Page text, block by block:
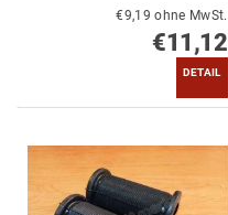
€9,19 ohne MwSt.
€11,12
DETAIL